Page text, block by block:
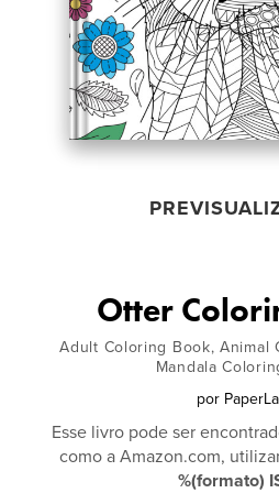
Otter
Adult Coloring Book, Animal
Mandala
por
Esse livro pode ser
como a Amazon.com,
%(formato)